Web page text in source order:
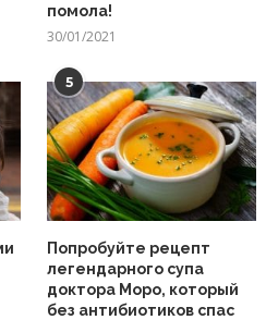
помола!
30/01/2021
5
Попробуйте рецепт
легендарного супа
доктора Моро, который
без антибиотиков спас